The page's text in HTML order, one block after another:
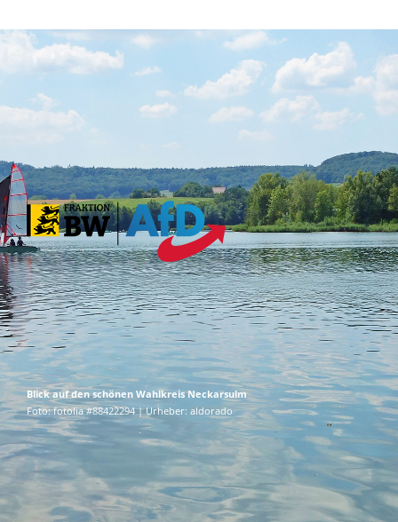
Blick auf den schönen Wahlkreis Neckarsulm
Foto: fotolia #88422294 | Urheber: aldorado